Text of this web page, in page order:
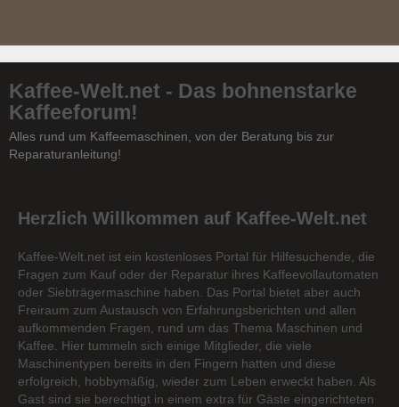
Kaffee-Welt.net - Das bohnenstarke
Kaffeeforum!
Alles rund um Kaffeemaschinen, von der Beratung bis zur
Reparaturanleitung!
Herzlich Willkommen auf Kaffee-Welt.net
Kaffee-Welt.net ist ein kostenloses Portal für Hilfesuchende, die
Fragen zum Kauf oder der Reparatur ihres Kaffeevollautomaten
oder Siebträgermaschine haben. Das Portal bietet aber auch
Freiraum zum Austausch von Erfahrungsberichten und allen
aufkommenden Fragen, rund um das Thema Maschinen und
Kaffee. Hier tummeln sich einige Mitglieder, die viele
Maschinentypen bereits in den Fingern hatten und diese
erfolgreich, hobbymäßig, wieder zum Leben erweckt haben. Als
Gast sind sie berechtigt in einem extra für Gäste eingerichteten